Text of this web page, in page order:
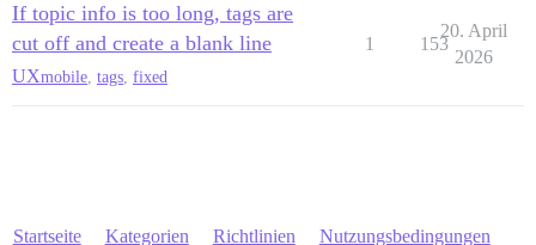
If topic info is too long, tags are
cut off and create a blank line
UXmobile tags fixed
1 153
20. April
2026
Startseite Kategorien Richtlinien Nutzungsbedingungen